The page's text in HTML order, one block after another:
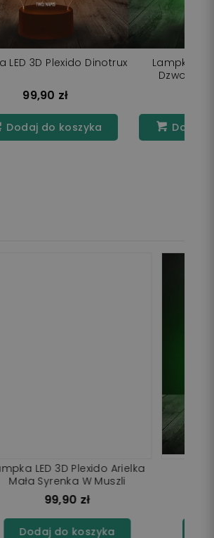
LED 3D Plexido Dinotrux
99,90 zł
Dodaj do koszyka
Lampka
Dodaj
Lampka LED 3D Plexido Mała
Syrenka Arielka
99,90 zł
Dodaj do koszyka